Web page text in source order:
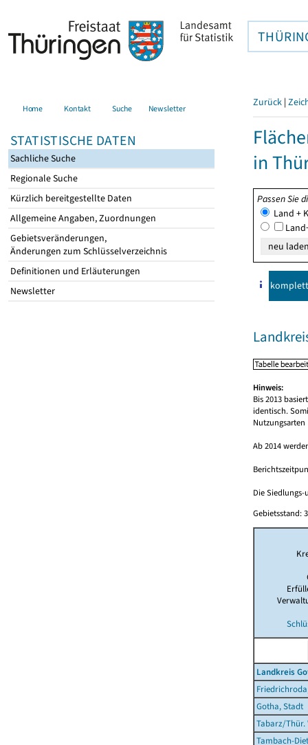
Home Kontakt Suche Newsletter
STATISTISCHE DATEN
Sachliche Suche
Regionale Suche
Kürzlich bereitgestellte Daten
Allgemeine Angaben, Zuordnungen
Gebietsveränderungen,
Änderungen zum Schlüsselverzeichnis
Definitionen und Erläuterungen
Newsletter
Zurück |
in
Passen Sie
Land +
komplett
Hinweis:
Bis 2013
identisch.
Ab 2014
Die
Gebietsstand:
Landkreis
Gotha, Stadt
Tabarz/Thür.
Tambach-